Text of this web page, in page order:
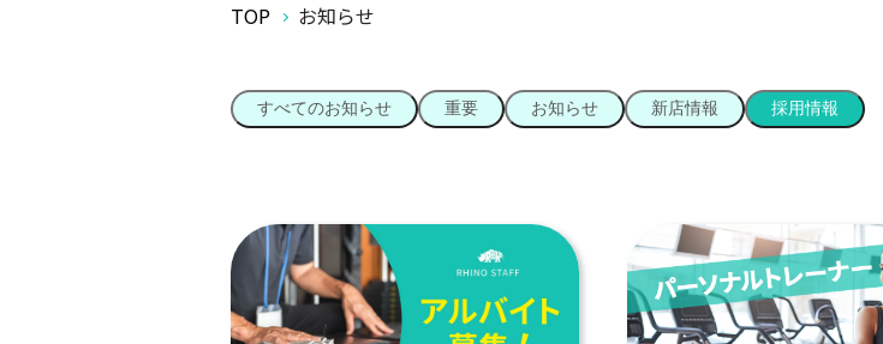
TOP お知らせ
すべてのお知らせ 重要 お知らせ 新店情報 採用情報